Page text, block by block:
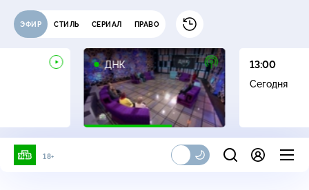
ЭФИР СТИЛЬ СЕРИАЛ ПРАВО
ДНК
16+
13:00
Сегодня
18+